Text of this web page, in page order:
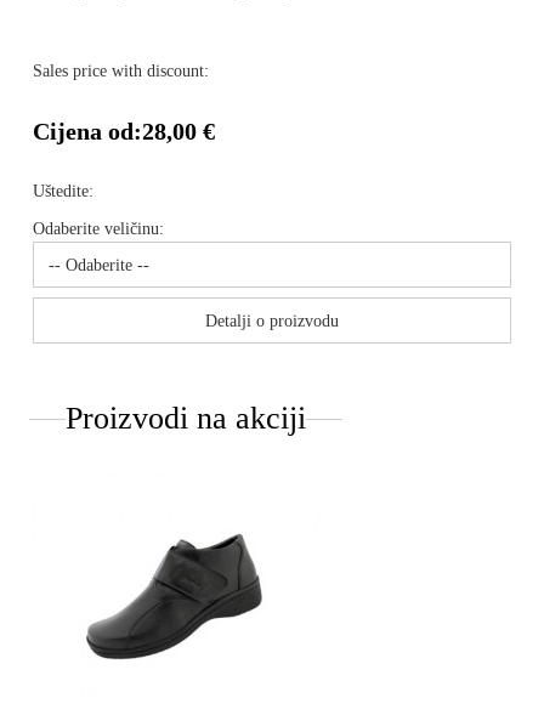
Sales price with discount:
Cijena od:28,00 €
Uštedite:
Odaberite veličinu:
Detalji o proizvodu
Proizvodi na akciji